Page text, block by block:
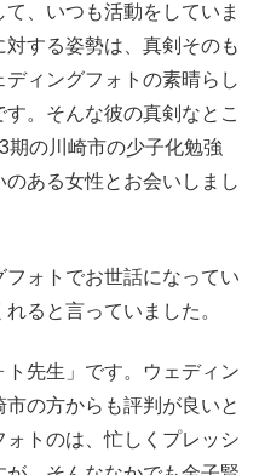
、いつも活動をしていま
する姿勢は、真剣そのも
ィングフォトの素晴らし
。そんな彼の真剣なとこ
期の川崎市の少子化勉強
ある女性とお会いしまし
ォトでお世話になってい
ると言っていました。
先生」です。ウェディン
の方からも評判が良いと
トのは、忙しくプレッシ